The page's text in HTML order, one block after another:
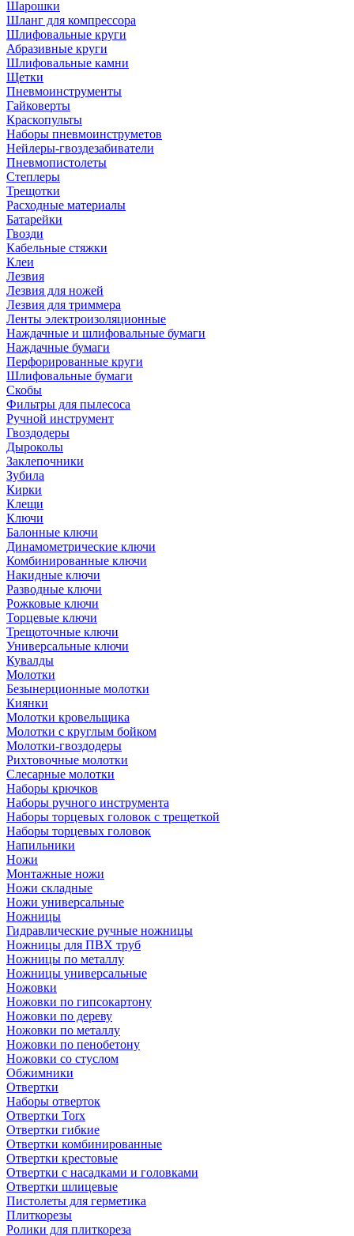
Шарошки
Шланг для компрессора
Шлифовальные круги
Абразивные круги
Шлифовальные камни
Щетки
Пневмоинструменты
Гайковерты
Краскопульты
Наборы пневмоинструметов
Нейлеры-гвоздезабиватели
Пневмопистолеты
Степлеры
Трещотки
Расходные материалы
Батарейки
Гвозди
Кабельные стяжки
Клеи
Лезвия
Лезвия для ножей
Лезвия для триммера
Ленты электроизоляционные
Наждачные и шлифовальные бумаги
Наждачные бумаги
Перфорированные круги
Шлифовальные бумаги
Скобы
Фильтры для пылесоса
Ручной инструмент
Гвоздодеры
Дыроколы
Заклепочники
Зубила
Кирки
Клещи
Ключи
Балонные ключи
Динамометрические ключи
Комбинированные ключи
Накидные ключи
Разводные ключи
Рожковые ключи
Торцевые ключи
Трещоточные ключи
Универсальные ключи
Кувалды
Молотки
Безынерционные молотки
Киянки
Молотки кровельщика
Молотки с круглым бойком
Молотки-гвоздодеры
Рихтовочные молотки
Слесарные молотки
Наборы крючков
Наборы ручного инструмента
Наборы торцевых головок с трещеткой
Наборы торцевых головок
Напильники
Ножи
Монтажные ножи
Ножи складные
Ножи универсальные
Ножницы
Гидравлические ручные ножницы
Ножницы для ПВХ труб
Ножницы по металлу
Ножницы универсальные
Ножовки
Ножовки по гипсокартону
Ножовки по дереву
Ножовки по металлу
Ножовки по пенобетону
Ножовки со стуслом
Обжимники
Отвертки
Наборы отверток
Отвертки Torx
Отвертки гибкие
Отвертки комбинированные
Отвертки крестовые
Отвертки с насадками и головками
Отвертки шлицевые
Пистолеты для герметика
Плиткорезы
Ролики для плиткореза